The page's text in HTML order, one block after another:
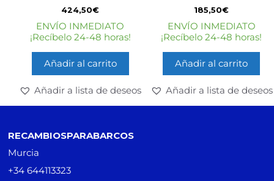
d
e
5
424,50€
ENVÍO INMEDIATO
¡Recíbelo 24-48 horas!
Añadir al carrito
Añadir a lista de deseos
0
e
5
185,50€
ENVÍO INMEDIATO
¡Recíbelo 24-48 horas!
Añadir al carrito
Añadir a lista de deseos
RECAMBIOSPARABARCOS
Murcia
+34 644113323